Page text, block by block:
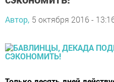
Автор, 5 октября 2016 -